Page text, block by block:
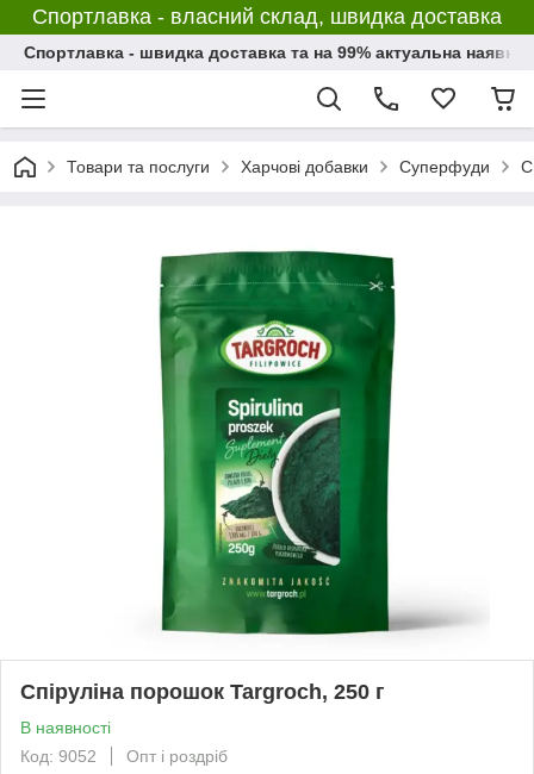
Спортлавка - власний склад, швидка доставка
Спортлавка - швидка доставка та на 99% актуальна
Товари та послуги Харчові добавки Суперфуди
Спіруліна порошок Targroch, 250 г
В наявності
Код: 9052
Опт і роздріб